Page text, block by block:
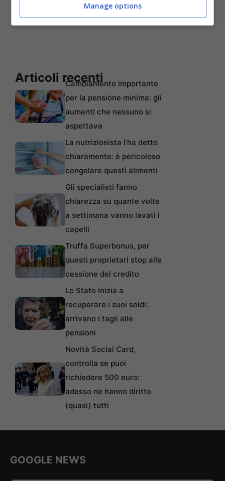
Articoli recentiCambiamento importante
per la pensione minima: gli
aumenti che nessuno si
aspettava
La nutrizionista l’ha detto
chiaramente: è pericoloso
congelare questi alimenti
Gli specialisti fanno
chiarezza su quante volte
a settimana vanno lavati i
capelli
Truffa Superbonus, per
questi proprietari stop alle
cessione del credito
Lo Stato inizia a
recuperare i suoi soldi:
arrivano i tagli alle
pensioni
Novità Social Card,
controlla se puoi
richiedere 500 euro:
adesso ne hanno diritto
(quasi) tutti
GOOGLE NEWS
Manage options